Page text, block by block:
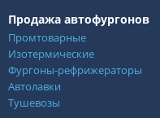
Продажа автофургонов
Промтоварные
Изотермические
Фургоны-рефрижераторы
Автолавки
Тушевозы